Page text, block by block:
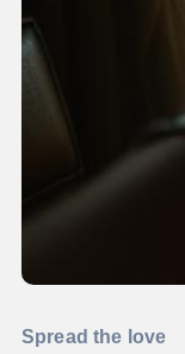
Spread the love